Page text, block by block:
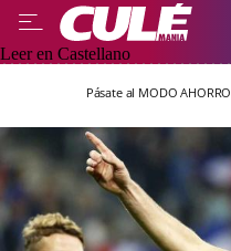
Leer en Castellano
Pásate al MODO AHORRO